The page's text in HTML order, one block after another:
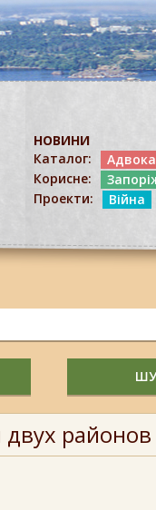
НОВИНИ
Каталог:
Корисне:
Проекти:
Війна
районов